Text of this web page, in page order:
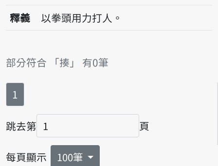
播放音讀bok
釋義 以拳頭用力打人。
部分符合 「揍」 有0筆
第
1
跳去第
頁碼
頁
每頁顯示 100筆